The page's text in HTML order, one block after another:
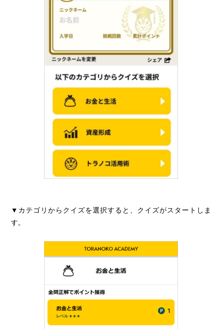
▼カテゴリからクイズを選択すると、クイズがスタートしま
す。